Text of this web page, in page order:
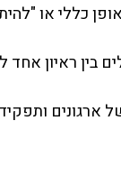
כללי או
בין ראיון
ארגונים